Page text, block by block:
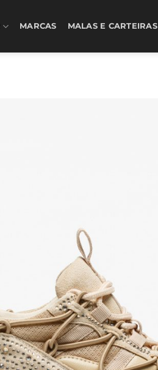
MARCAS MALAS E CARTEIRAS